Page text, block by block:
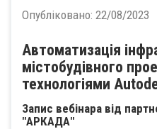
Опубліковано: 22/08/2023
Автоматизація
містобудівного
технологіями
Запис вебінара від
"АРКАДА"